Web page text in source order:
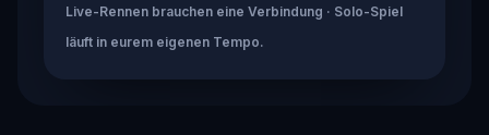
Live-Rennen brauchen eine Verbindung · Solo-Spiel
läuft in eurem eigenen Tempo.